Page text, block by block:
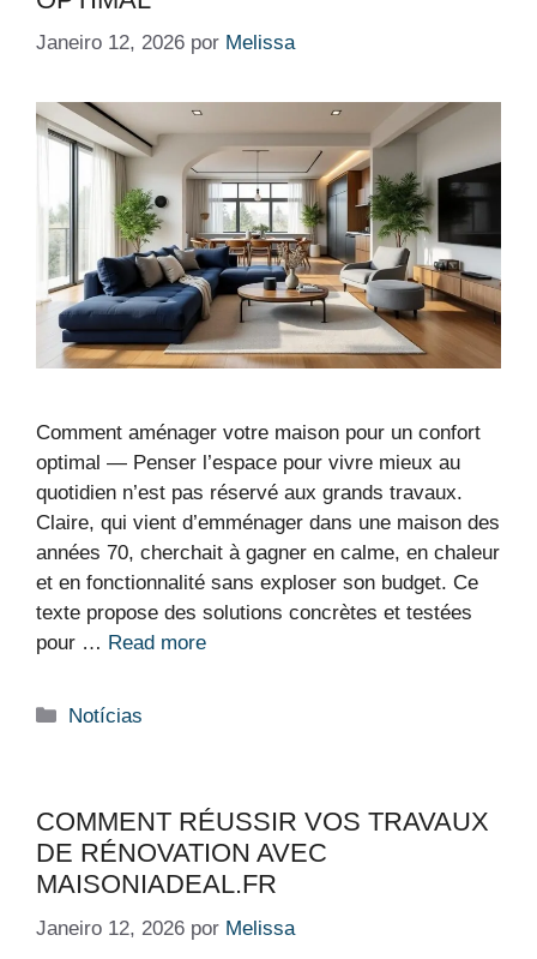
Janeiro 12, 2026 por Melissa
Comment aménager votre maison pour un confort
optimal — Penser l’espace pour vivre mieux au
quotidien n’est pas réservé aux grands travaux.
Claire, qui vient d’emménager dans une maison des
années 70, cherchait à gagner en calme, en chaleur
et en fonctionnalité sans exploser son budget. Ce
texte propose des solutions concrètes et testées
pour … Read more
Categorias
Notícias
COMMENT RÉUSSIR VOS TRAVAUX
DE RÉNOVATION AVEC
MAISONIADEAL.FR
Janeiro 12, 2026 por Melissa